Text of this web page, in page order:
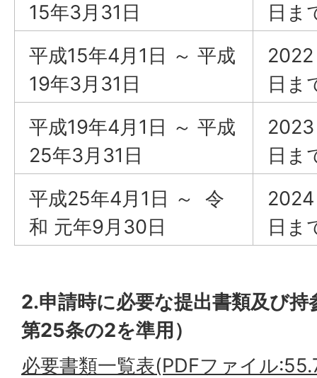
15年3月31日
日ま
平成15年4月1日 ～ 平成
19年3月31日
日ま
平成19年4月1日 ～ 平成
25年3月31日
日ま
平成25年4月1日 ～ 令
和 元年9月30日
日ま
2.申請時に必要な提出書類及び
第25条の2を準用）
必要書類一覧表(PDFファイル